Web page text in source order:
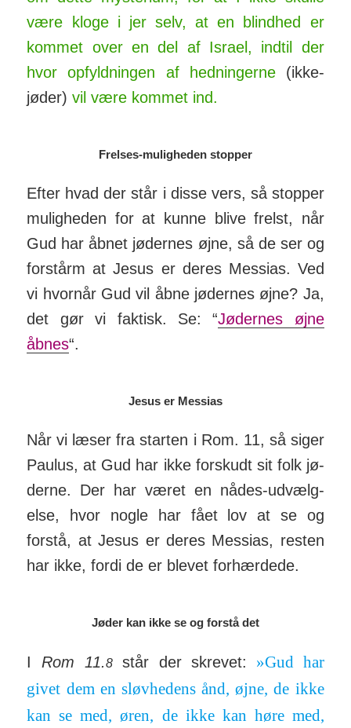
være kloge i jer selv, at en blind­hed er
kommet over en del af Israel, ind­til der
hvor op­­fyld­­ningen af hed­­ning­­erne (ikke-
jøder)vil være kommet ind.
Frelses-muligheden stopper
Efter hvad der står i disse vers, så stopper
mu­lig­heden for at kunne blive frelst, når
Gud har åbnet jø­dernes øjne, så de ser og
for­stårm at Jesus er deres Messias. Ved
vi hvor­når Gud vil åbne jødernes øjne? Ja,
det gør vi faktisk. Se: “Jø­dernes øjne
åbnes“.
Jesus er Messias
Når vi læser fra starten i Rom. 11, så siger
Paulus, at Gud har ikke for­skudt sit folk jø­
derne. Der har været en nådes-ud­vælg­
else, hvor nogle har fået lov at se og
forstå, at Jesus er deres Mes­sias, resten
har ikke, fordi de er blevet for­hær­dede.
Jøder kan ikke se og forstå det
I Rom 11.8står der skrevet:
»Gud har
givet dem en sløv­hedens ånd, øjne, de ikke
kan se med, øren, de ikke kan høre med,